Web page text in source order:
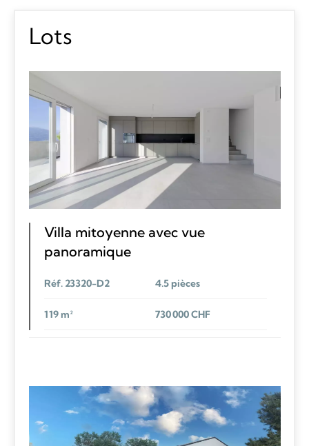
Lots
Villa mitoyenne avec vue
panoramique
Réf. 23320-D2 4.5 pièces
119 m² 730 000 CHF